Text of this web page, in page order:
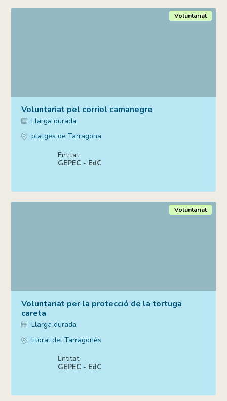
Voluntariat pel corriol camanegre
Llarga durada
platges de Tarragona
Voluntariat
Entitat:
GEPEC - EdC
Voluntariat per la protecció de la tortuga
careta
Llarga durada
litoral del Tarragonès
Voluntariat
Entitat:
GEPEC - EdC